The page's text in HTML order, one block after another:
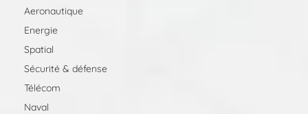
Aeronautique
Energie
Spatial
Sécurité & défense
Télécom
Naval